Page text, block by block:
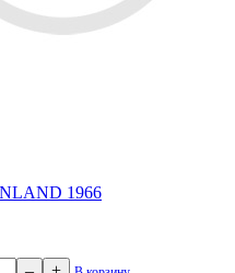
1966